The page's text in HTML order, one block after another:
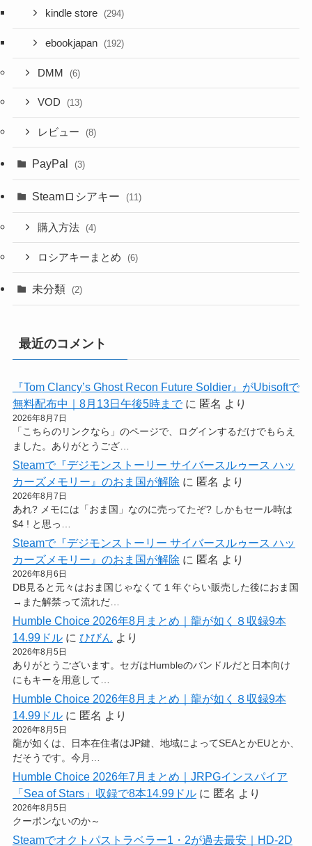
kindle store (294)
ebookjapan (192)
DMM (6)
VOD (13)
レビュー (8)
PayPal (3)
Steamロシアキー (11)
購入方法 (4)
ロシアキーまとめ (6)
未分類 (2)
最近のコメント
『Tom Clancy’s Ghost Recon Future Soldier』がUbisoftで
無料配布中｜8月13日午後5時までに 匿名 より
2026年8月7日
「こちらのリンクなら」のページで、ログインするだけでもらえ
ました。ありがとうござ…
Steamで『デジモンストーリー サイバースルゥース ハッ
カーズメモリー』のおま国が解除 に 匿名 より
2026年8月7日
あれ? メモには「おま国」なのに売ってたぞ? しかもセール時は
$4 ! と思っ…
Steamで『デジモンストーリー サイバースルゥース ハッ
カーズメモリー』のおま国が解除 に 匿名 より
2026年8月6日
DB見ると元々はおま国じゃなくて１年ぐらい販売した後におま国
→また解禁って流れだ…
Humble Choice 2026年8月まとめ｜龍が如く８収録9本
14.99ドルに ひびん より
2026年8月5日
ありがとうございます。セガはHumbleのバンドルだと日本向け
にもキーを用意して…
Humble Choice 2026年8月まとめ｜龍が如く８収録9本
14.99ドルに 匿名 より
2026年8月5日
龍が如くは、日本在住者はJP鍵、地域によってSEAとかEUとか、
だそうです。今月…
Humble Choice 2026年7月まとめ｜JRPGインスパイア
「Sea of Stars」収録で8本14.99ドルに 匿名 より
2026年8月5日
クーポンないのか～
Steamでオクトパストラベラー1・2が過去最安｜HD-2D